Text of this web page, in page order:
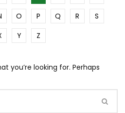
O P Q R
S
Y Z
you’re looking for. Perhaps